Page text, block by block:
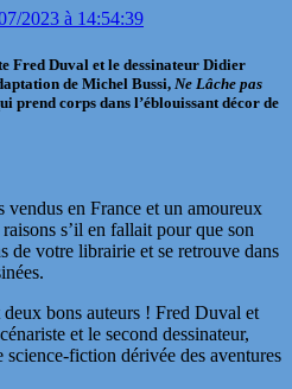
2023 à 14:54:39
Fred Duval et le dessinateur Didier
de Michel Bussi, Ne Lâche pas
prend corps dans l’éblouissant décor de
vendus en France et un amoureux
s’il en fallait pour que son
de votre librairie et se retrouve dans
bons auteurs ! Fred Duval et
et le second dessinateur,
science-fiction dérivée des aventures